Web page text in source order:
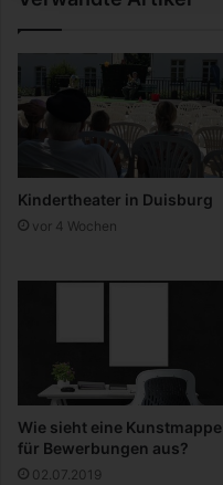
Kindertheater in Duisburg
vor 4 Wochen
Wie sieht eine Kunstmappe
für Bewerbungen aus?
02.07.2019